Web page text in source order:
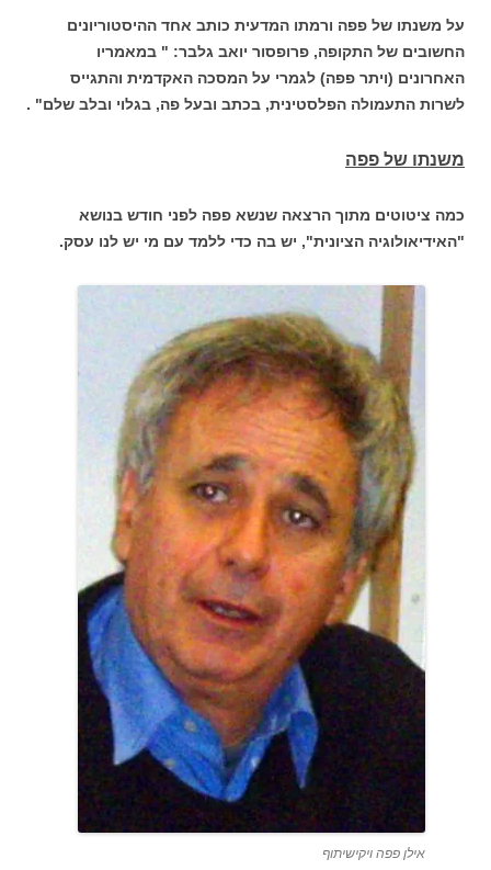
על משנתו של פפה ורמתו המדעית כותב אחד ההיסטוריונים
החשובים של התקופה, פרופסור יואב גלבר: " במאמריו
האחרונים (ויתר פפה) לגמרי על המסכה האקדמית והתגייס
לשרות התעמולה הפלסטינית, בכתב ובעל פה, בגלוי ובלב שלם" .
משנתו של פפה
כמה ציטוטים מתוך הרצאה שנשא פפה לפני חודש בנושא
"האידיאולוגיה הציונית", יש בה כדי ללמד עם מי יש לנו עסק.
אילן פפה ויקישיתוף